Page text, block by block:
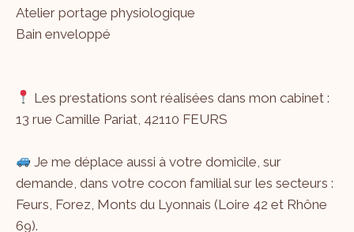
Atelier portage physiologique
Bain enveloppé
Les prestations sont réalisées dans mon cabinet :
13 rue Camille Pariat, 42110 FEURS
Je me déplace aussi à votre domicile, sur
demande, dans votre cocon familial sur les secteurs :
Feurs, Forez, Monts du Lyonnais (Loire 42 et Rhône
69).